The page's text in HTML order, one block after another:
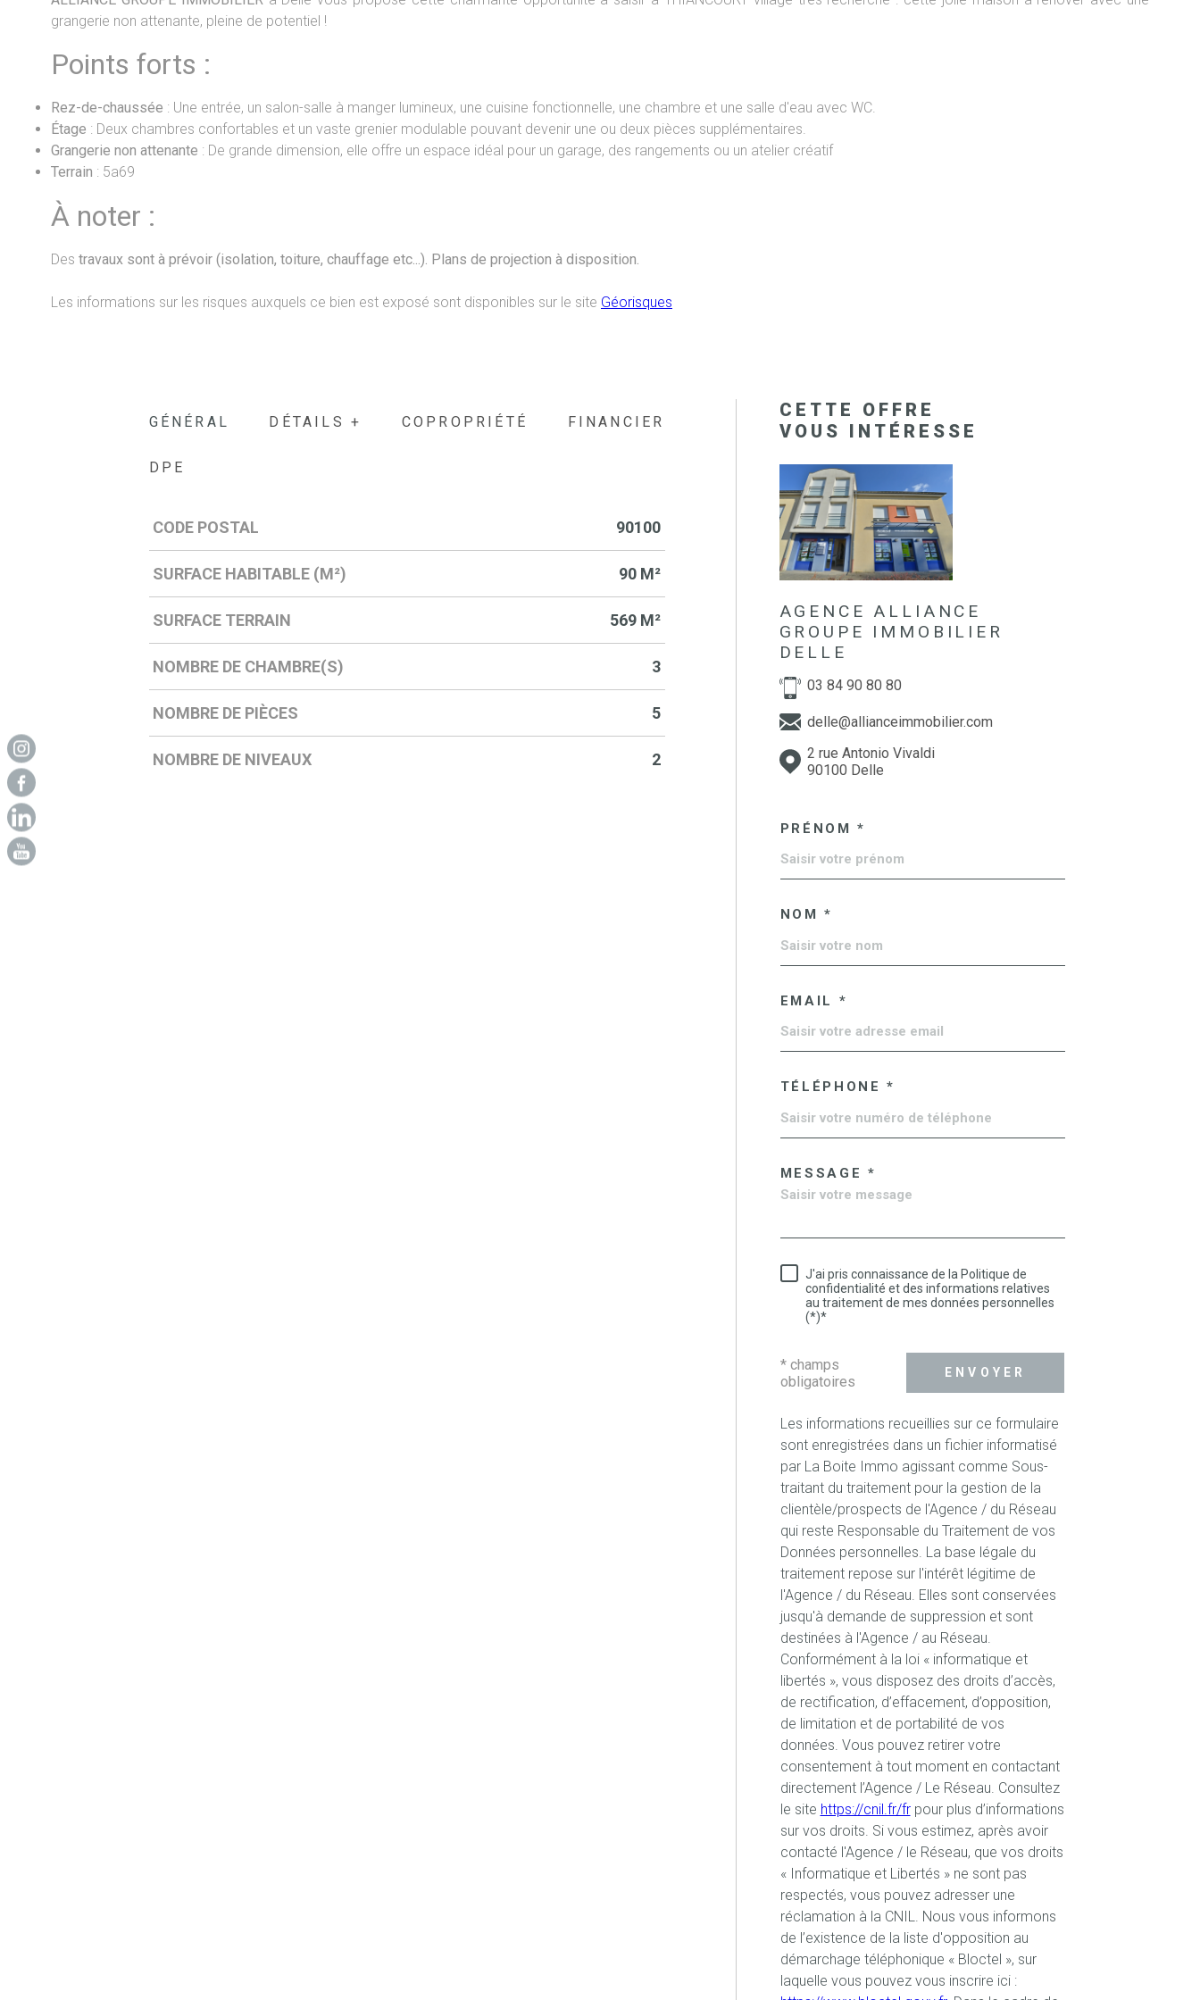
grangerie non attenante, pleine de potentiel !
Points forts :
Rez-de-chaussée : Une entrée, un salon-salle à manger lumineux, une cuisine fonctionnelle, une chambre et une salle d'eau avec WC.
Étage : Deux chambres confortables et un vaste grenier modulable pouvant devenir une ou deux pièces supplémentaires.
Grangerie non attenante : De grande dimension, elle offre un espace idéal pour un garage, des rangements ou un atelier créatif
Terrain : 5a69
À noter :
Des travaux sont à prévoir (isolation, toiture, chauffage etc...). Plans de projection à disposition.
Les informations sur les risques auxquels ce bien est exposé sont disponibles sur le site Géorisques
GÉNÉRAL DÉTAILS + COPROPRIÉTÉ FINANCIER
DPE
Caractérisque Valeurs
CODE POSTAL 90100
SURFACE HABITABLE (M²) 90 M²
SURFACE TERRAIN 569 M²
NOMBRE DE CHAMBRE(S) 3
NOMBRE DE PIÈCES 5
NOMBRE DE NIVEAUX 2
CETTE OFFRE
VOUS INTÉRESSE
AGENCE ALLIANCE
GROUPE IMMOBILIER
DELLE
03 84 90 80 80
delle@allianceimmobilier.com
2 rue Antonio Vivaldi
90100 Delle
PRÉNOM *
NOM *
EMAIL *
TÉLÉPHONE *
MESSAGE *
J'ai pris connaissance de la Politique de
confidentialité et des informations relatives
au traitement de mes données personnelles
(*)*
* champs
obligatoires
ENVOYER
Les informations recueillies sur ce formulaire
sont enregistrées dans un fichier informatisé
par La Boite Immo agissant comme Sous-
traitant du traitement pour la gestion de la
clientèle/prospects de l'Agence / du Réseau
qui reste Responsable du Traitement de vos
Données personnelles. La base légale du
traitement repose sur l'intérêt légitime de
l'Agence / du Réseau. Elles sont conservées
jusqu'à demande de suppression et sont
destinées à l'Agence / au Réseau.
Conformément à la loi « informatique et
libertés », vous disposez des droits d’accès,
de rectification, d’effacement, d’opposition,
de limitation et de portabilité de vos
données. Vous pouvez retirer votre
consentement à tout moment en contactant
directement l’Agence / Le Réseau. Consultez
le site https://cnil.fr/frpour plus d’informations
sur vos droits. Si vous estimez, après avoir
contacté l'Agence / le Réseau, que vos droits
« Informatique et Libertés » ne sont pas
respectés, vous pouvez adresser une
réclamation à la CNIL. Nous vous informons
de l’existence de la liste d'opposition au
démarchage téléphonique « Bloctel », sur
laquelle vous pouvez vous inscrire ici :